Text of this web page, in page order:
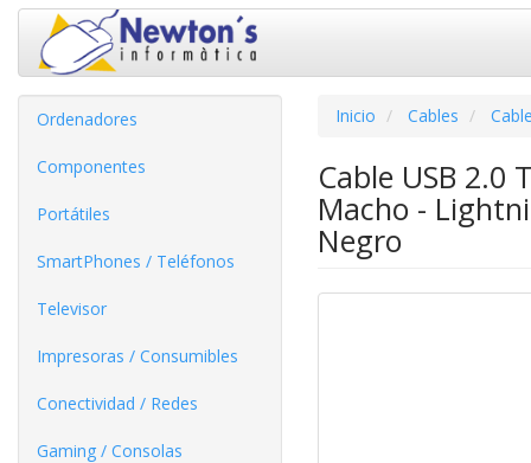
Ordenadores
Componentes
Portátiles
SmartPhones / Teléfonos
Televisor
Impresoras / Consumibles
Conectividad / Redes
Gaming / Consolas
Inicio Cables
Cable USB 2.0
Macho -
Negro